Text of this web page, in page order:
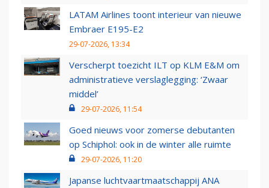
LATAM Airlines toont interieur van nieuwe
Embraer E195-E2
29-07-2026, 13:34
Verscherpt toezicht ILT op KLM E&M om
administratieve verslaglegging: ‘Zwaar
middel’
29-07-2026, 11:54
Goed nieuws voor zomerse debutanten
op Schiphol: ook in de winter alle ruimte
29-07-2026, 11:20
Japanse luchtvaartmaatschappij ANA